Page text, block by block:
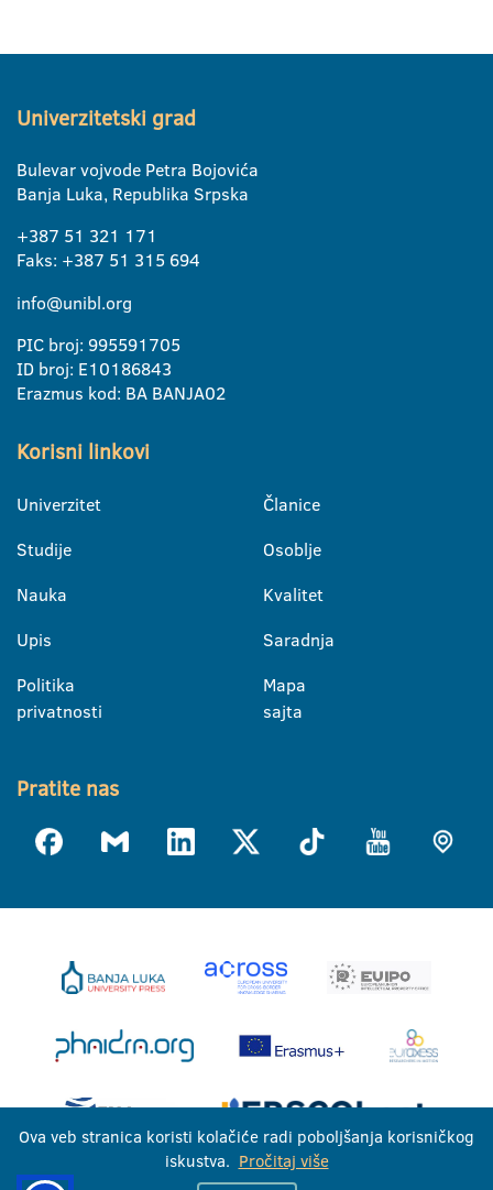
Univerzitetski grad
Bulevar vojvode Petra Bojovića
Banja Luka, Republika Srpska
+387 51 321 171
Faks: +387 51 315 694
info@unibl.org
PIC broj: 995591705
ID broj: E10186843
Erazmus kod: BA BANJA02
Korisni linkovi
Univerzitet
Studije
Nauka
Upis
Politika
privatnosti
Članice
Osoblje
Kvalitet
Saradnja
Mapa
sajta
Pratite nas
Ova veb stranica koristi kolačiće radi poboljšanja korisničkog
iskustva. Pročitaj više